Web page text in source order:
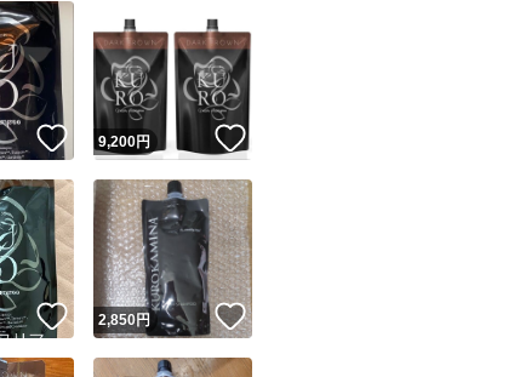
いいね！
9,200円 いいね！
いいね！
2,850円 いいね！